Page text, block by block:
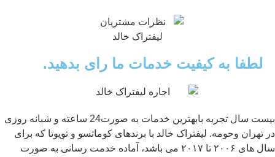
لطفا به کیفیت خدمات ما رای بدهید.
بیست سال تجربه بابهترین خدمات به صورت24 ساعته و شبانه روزی
در تهران وحومه. لیفتراک خالد با برندهای کوماتسو و تویوتا که برای
سال های ۲۰۰۶ تا ۲۰۱۷ می باشد، آماده خدمت رسانی به صورت